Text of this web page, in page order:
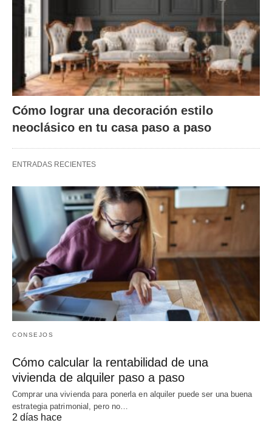
Cómo lograr una decoración estilo
neoclásico en tu casa paso a paso
ENTRADAS RECIENTES
CONSEJOS
Cómo calcular la rentabilidad de una
vivienda de alquiler paso a paso
Comprar una vivienda para ponerla en alquiler puede ser una buena
estrategia patrimonial, pero no…
2 días hace